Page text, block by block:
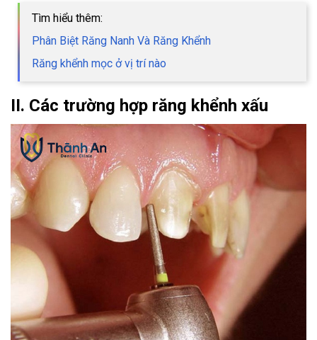
Tìm hiểu thêm:
Phân Biệt Răng Nanh Và Răng Khểnh
Răng khểnh mọc ở vị trí nào
II. Các trường hợp răng khểnh xấu